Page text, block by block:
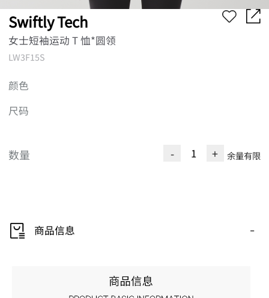
Swiftly Tech
女士短袖运动 T 恤*圆领
LW3F15S
颜色
尺码
数量 - + 余量有限
商品信息 -